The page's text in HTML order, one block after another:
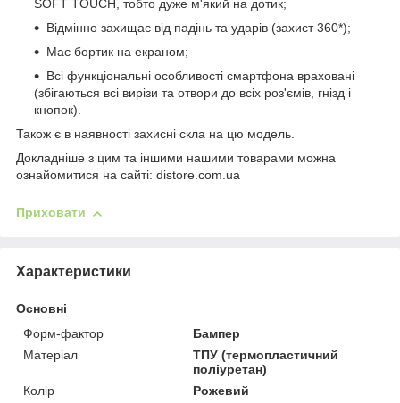
SOFT TOUCH, тобто дуже м'який на дотик;
Відмінно захищає від падінь та ударів (захист 360*);
Має бортик на екраном;
Всі функціональні особливості смартфона враховані
(збігаються всі вирізи та отвори до всіх роз'ємів, гнізд і
кнопок).
Також є в наявності захисні скла на цю модель.
Докладніше з цим та іншими нашими товарами можна
ознайомитися на сайті: distore.com.ua
Приховати
Характеристики
Основні
Форм-фактор
Бампер
Матеріал
ТПУ (термопластичний
поліуретан)
Колір
Рожевий